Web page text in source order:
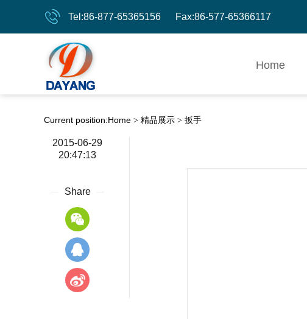
Tel:86-877-65365156 Fax:86-577-65366117
Home
Current position:Home > 精品展示 > 扳手
2015-06-29
20:47:13
Share